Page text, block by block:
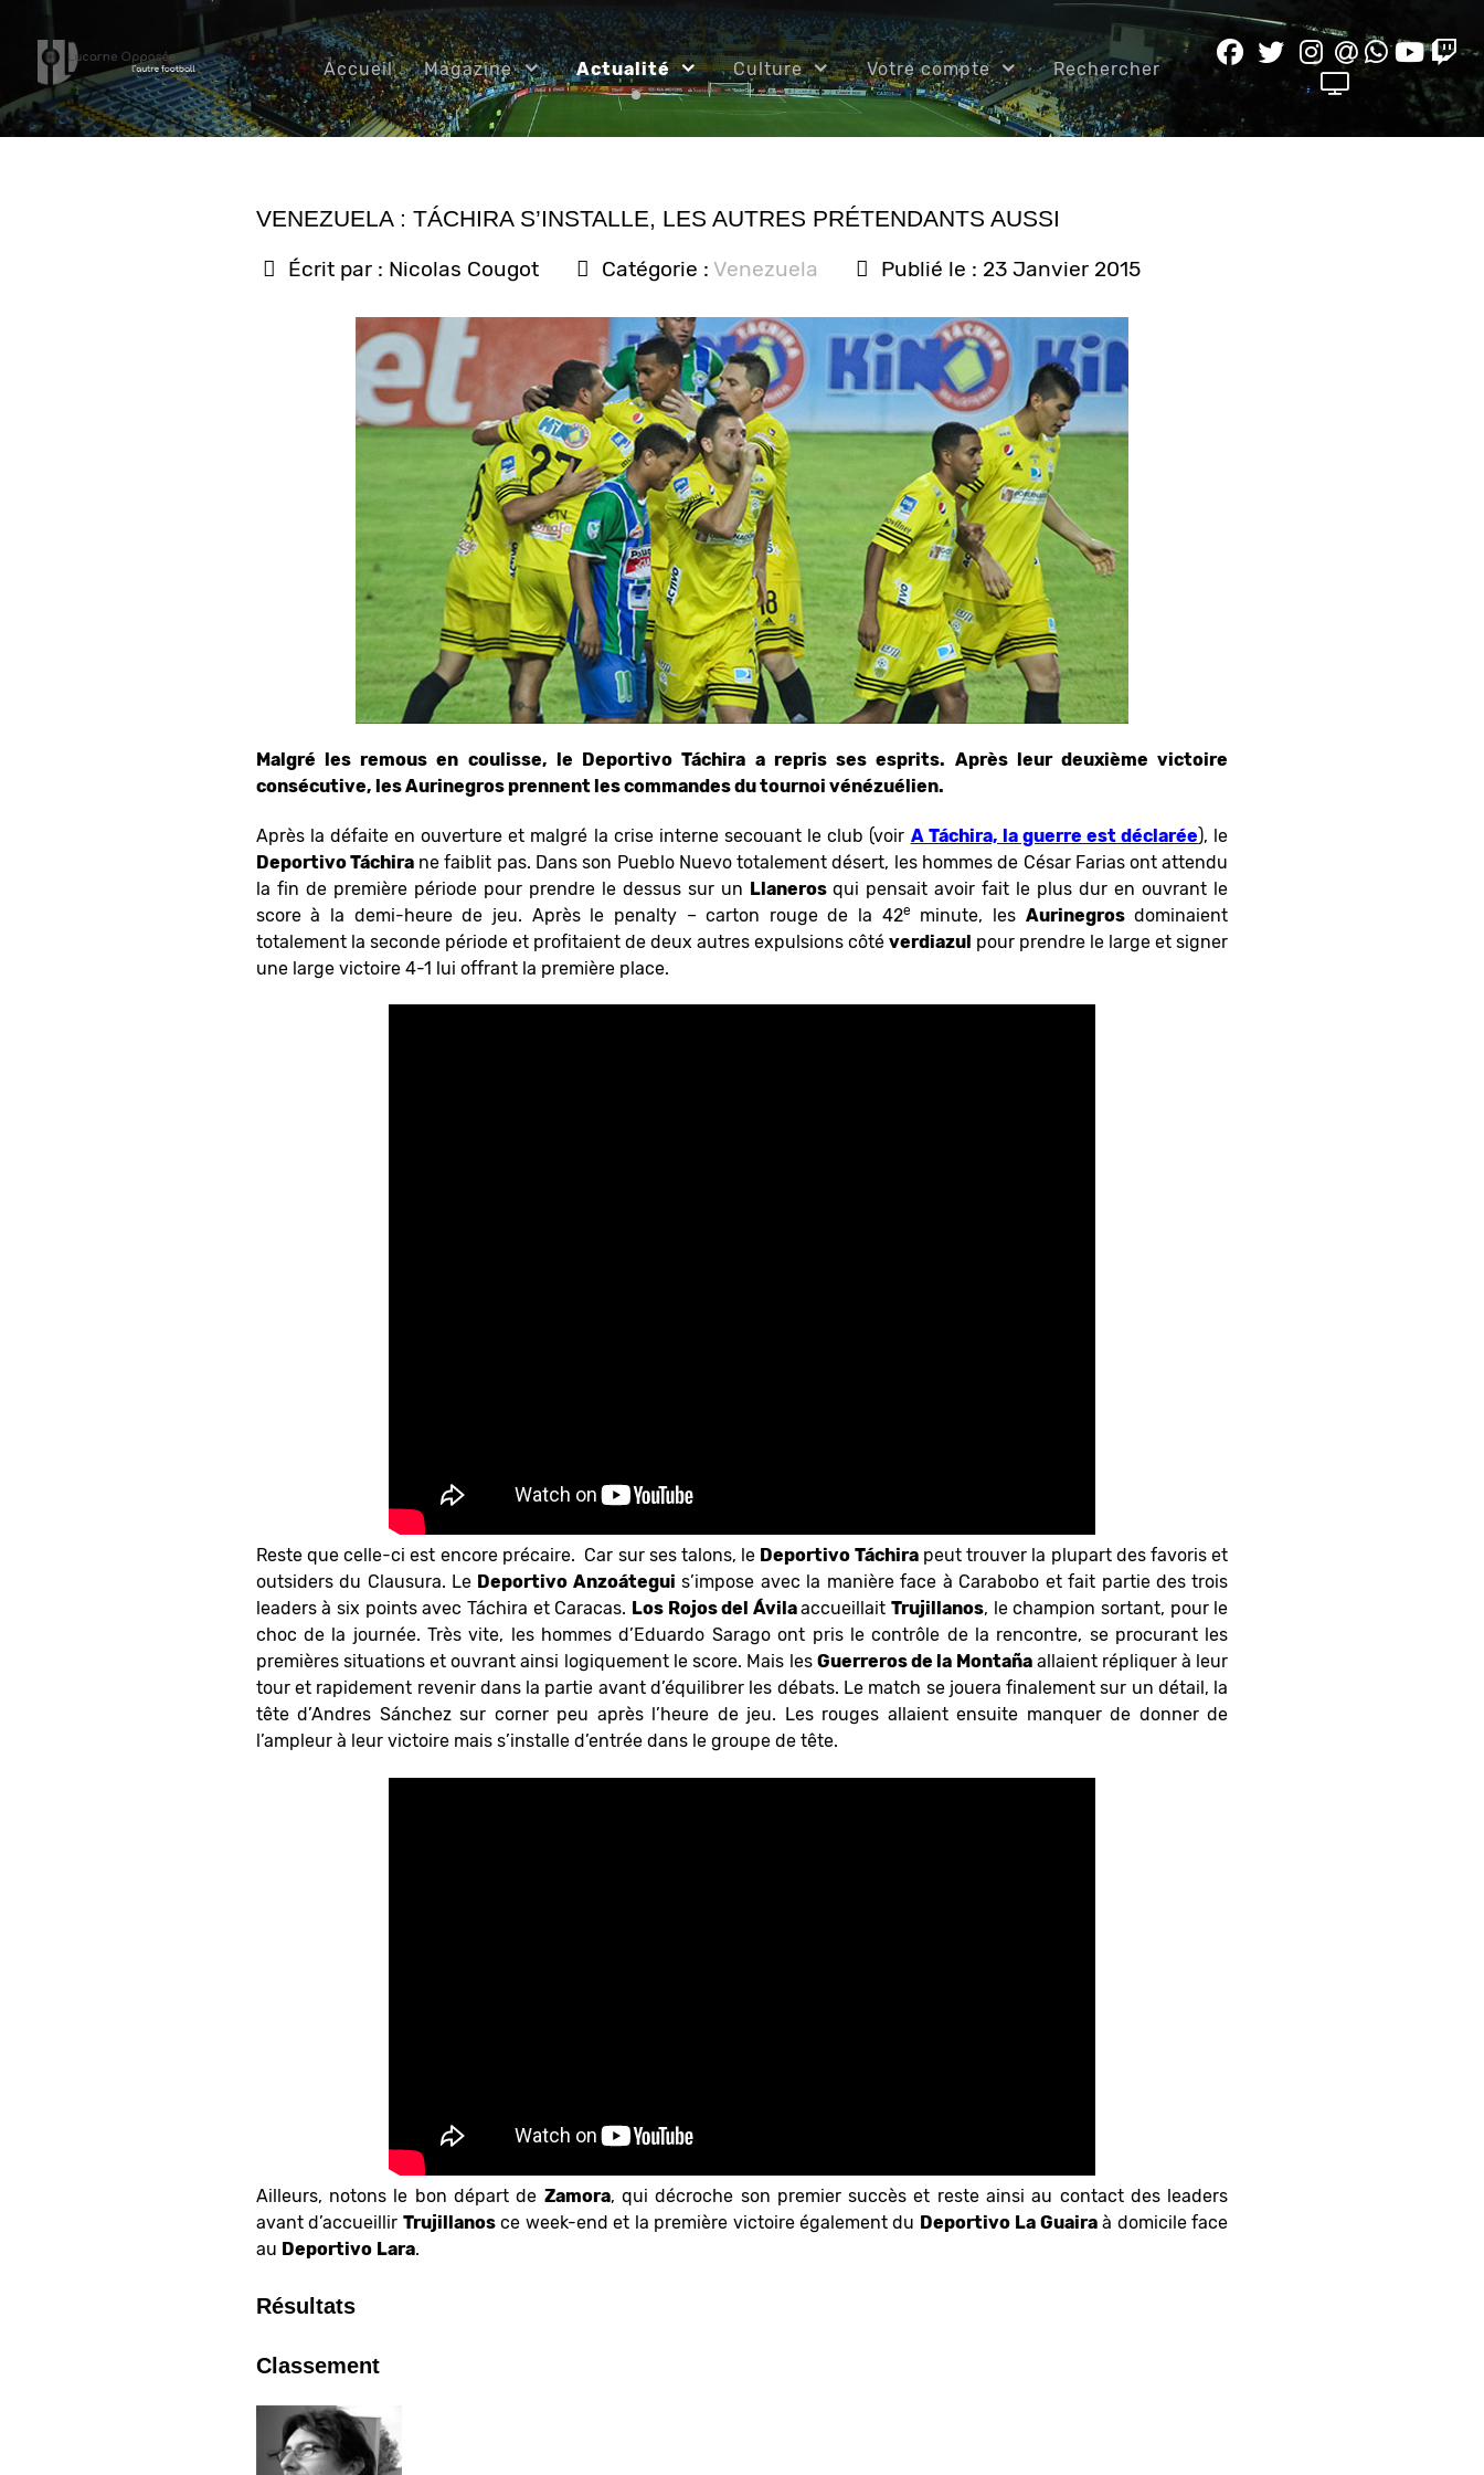
Accueil Magazine Actualité Culture Votre compte Rechercher
VENEZUELA : TÁCHIRA S’INSTALLE, LES AUTRES PRÉTENDANTS AUSSI
Écrit par : Nicolas Cougot Catégorie : Venezuela Publié le : 23 Janvier 2015
Malgré les remous en coulisse, le Deportivo Táchira a repris ses esprits. Après leur deuxième victoire
consécutive, les Aurinegros prennent les commandes du tournoi vénézuélien.
Après la défaite en ouverture et malgré la crise interne secouant le club (voir A Táchira, la guerre est déclarée), le
Deportivo Táchirane faiblit pas. Dans son Pueblo Nuevo totalement désert, les hommes de César Farias ont attendu
la fin de première période pour prendre le dessus sur un Llanerosqui pensait avoir fait le plus dur en ouvrant le
score à la demi-heure de jeu. Après le penalty – carton rouge de la 42eminute, les Aurinegrosdominaient
totalement la seconde période et profitaient de deux autres expulsions côtéverdiazul pour prendre le large et signer
une large victoire 4-1 lui offrant la première place.
Reste que celle-ci est encore précaire. Car sur ses talons, le Deportivo Táchirapeut trouver la plupart des favoris et
outsiders du Clausura. Le Deportivo Anzoátegui s’impose avec la manière face à Carabobo et fait partie des trois
leaders à six points avec Táchira et Caracas. Los Rojos del ÁvilaaccueillaitTrujillanos, le champion sortant, pour le
choc de la journée. Très vite, les hommes d’Eduardo Sarago ont pris le contrôle de la rencontre, se procurant les
premières situations et ouvrant ainsi logiquement le score. Mais les Guerreros de la Montañaallaient répliquer à leur
tour et rapidement revenir dans la partie avant d’équilibrer les débats. Le match se jouera finalement sur un détail, la
tête d’Andres Sánchez sur corner peu après l’heure de jeu. Les rouges allaient ensuite manquer de donner de
l’ampleur à leur victoire mais s’installe d’entrée dans le groupe de tête.
Ailleurs, notons le bon départ de Zamora, qui décroche son premier succès et reste ainsi au contact des leaders
avant d’accueillir Trujillanosce week-end et la première victoire également du Deportivo La Guairaà domicile face
au Deportivo Lara.
Résultats
Classement